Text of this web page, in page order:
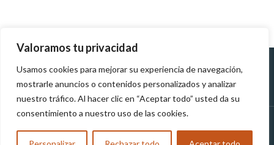
Valoramos tu privacidad
Usamos cookies para mejorar su experiencia de navegación,
mostrarle anuncios o contenidos personalizados y analizar
nuestro tráfico. Al hacer clic en “Aceptar todo” usted da su
consentimiento a nuestro uso de las cookies.
Políticas de
Devolución
Políticas de tratamiento de
datos personales